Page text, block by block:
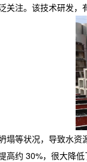
注。该技术研发
等状况，导致水
约 30%，很大降低